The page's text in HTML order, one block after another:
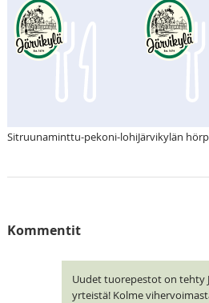
Sitruunaminttu-pekoni-lohiJärvikylän
Kommentit
Uudet tuorepestot on tehty
yrteistä! Kolme